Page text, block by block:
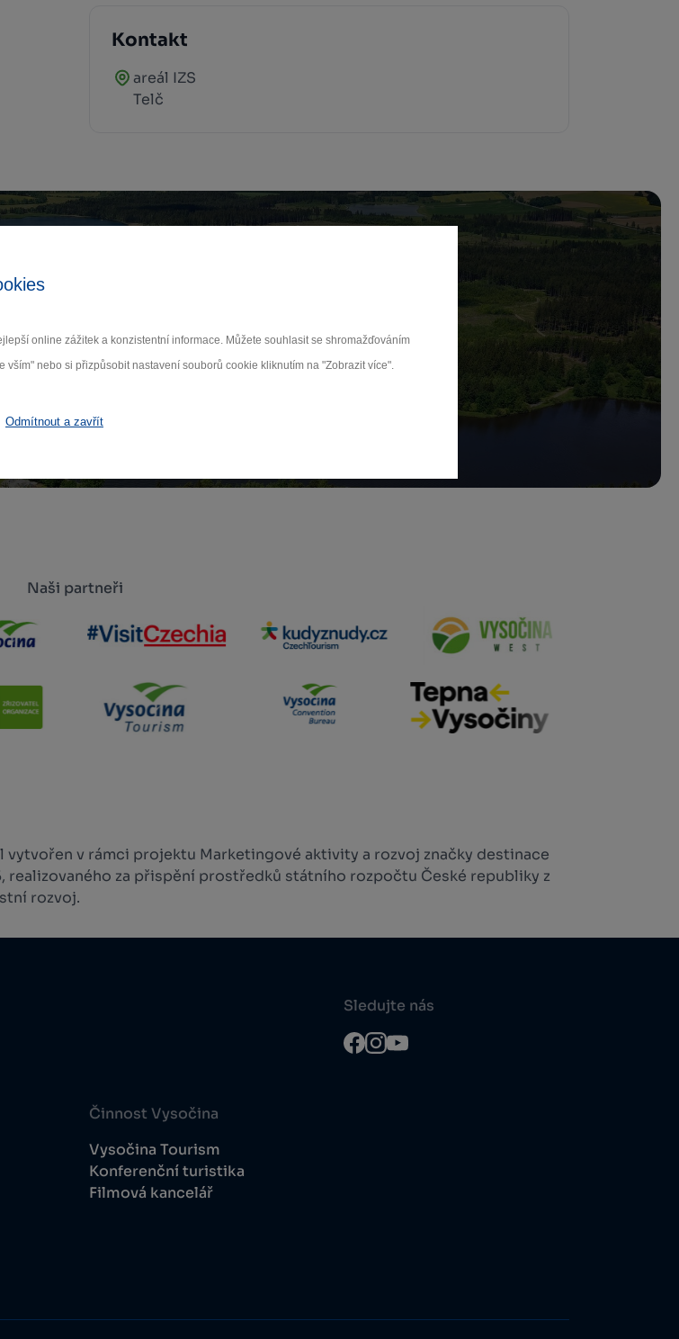
online zážitek a konzistentní informace. Můžete souhlasit se shromažďováním
nebo si přizpůsobit nastavení souborů cookie kliknutím na "Zobrazit více".
Odmítnout a zavřít
Kontakt
areál IZS
Telč
si Vysočinu
údajů.
Naši partneři
vytvořen v rámci projektu Marketingové aktivity a rozvoj značky destinace
realizovaného za přispění prostředků státního rozpočtu České republiky z
rozvoj.
Činnost Vysočina
Vysočina Tourism
Konferenční turistika
Filmová kancelář
Sledujte nás